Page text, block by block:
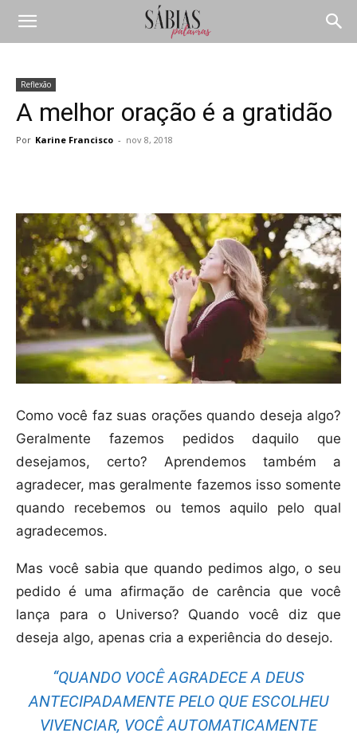
Reflexão
A melhor oração é a gratidão
Por Karine Francisco - nov 8, 2018
Como você faz suas orações quando deseja algo?
Geralmente fazemos pedidos daquilo que
desejamos, certo? Aprendemos também a
agradecer, mas geralmente fazemos isso somente
quando recebemos ou temos aquilo pelo qual
agradecemos.
Mas você sabia que quando pedimos algo, o seu
pedido é uma afirmação de carência que você
lança para o Universo? Quando você diz que
deseja algo, apenas cria a experiência do desejo.
“QUANDO VOCÊ AGRADECE A DEUS
ANTECIPADAMENTE PELO QUE ESCOLHEU
VIVENCIAR, VOCÊ AUTOMATICAMENTE